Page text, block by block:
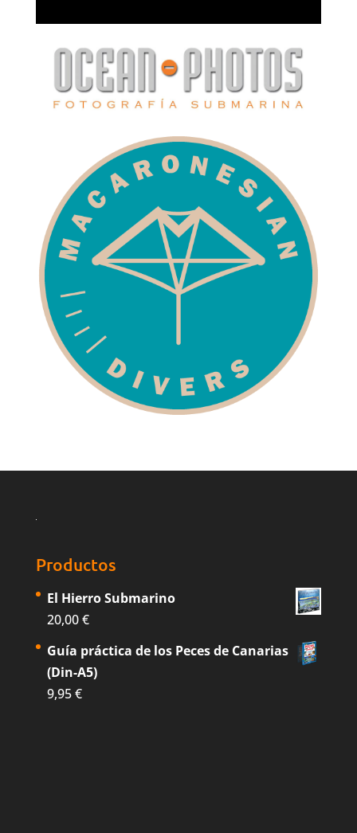
Productos
El Hierro Submarino
20,00€
Guía práctica de los Peces de Canarias
(Din-A5)
9,95€